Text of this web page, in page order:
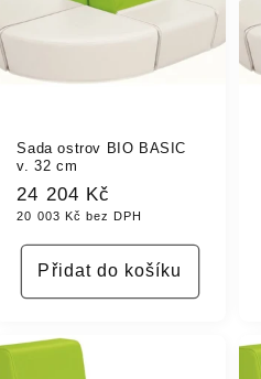
Sada ostrov BIO BASIC
v. 32 cm
Běžná
cena
24 204 Kč
20 003 Kč bez DPH
Přidat do košíku